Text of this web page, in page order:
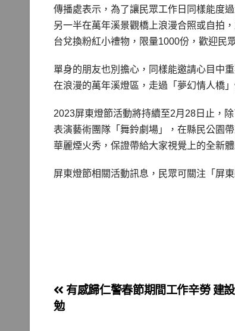
傳播處表示，為了讓民眾工作日同樣能度
另一半在萬年溪景觀橋上浪漫合照或自拍
台兌換粉紅小禮物，限量1000份，歡迎民
單身的朋友也別擔心，同樣能邀請心目中
在浪漫的萬年溪燈區，走過「夢幻情人橋
2023屏東燈節活動將持續至2月28日止，
表演藝術團隊「舞鈴劇場」，在縣民公園
華麗煙火秀，保證帶給大家視覺上的全新體
屏東燈節相關活動訊息，民眾可關注「屏
文
章
有感歸仁警春節期間工作辛勞 建
勉